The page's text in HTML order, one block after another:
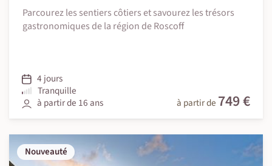
Parcourez les sentiers côtiers et savourez les trésors
gastronomiques de la région de Roscoff
4 jours
Tranquille
à partir de 16 ans
à partir de 749 €
Nouveauté